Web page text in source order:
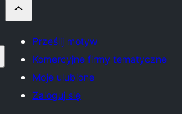
Prześlij motyw
Komercyjne firmy tematyczne
Moje ulubione
Zaloguj się